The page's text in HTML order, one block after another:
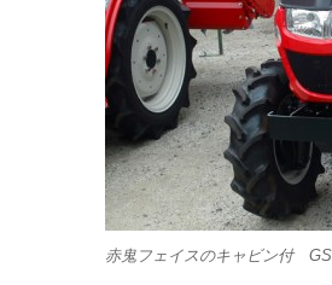
赤鬼フェイスのキャビン付